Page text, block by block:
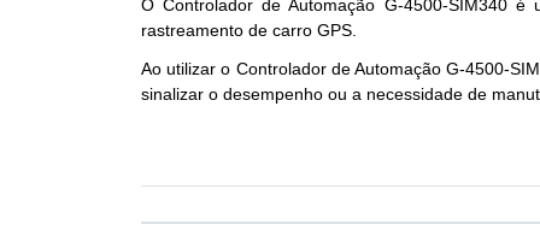
O Controlador de Automação G-4500-SIM340
rastreamento de carro GPS.
Ao utilizar o Controlador de Automação G-4500-
sinalizar o desempenho ou a necessidade de